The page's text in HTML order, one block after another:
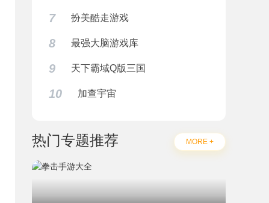
7 扮美酷走游戏
8 最强大脑游戏库
9 天下霸域Q版三国
10 加查宇宙
热门专题推荐 MORE +